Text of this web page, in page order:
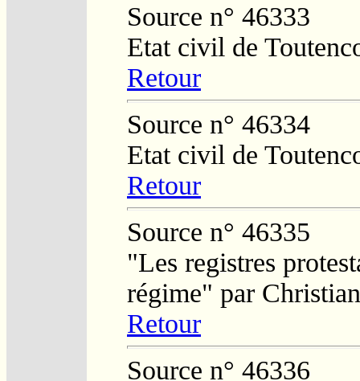
Source n° 46333
Etat civil de
Retour
Source n° 46334
Etat civil de
Retour
Source n° 46335
"Les registres
régime" par
Retour
Source n° 46336